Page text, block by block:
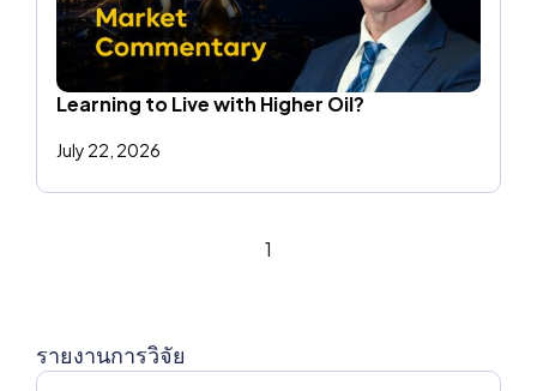
Learning to Live with Higher Oil?
July 22, 2026
1
รายงานการวิจัย